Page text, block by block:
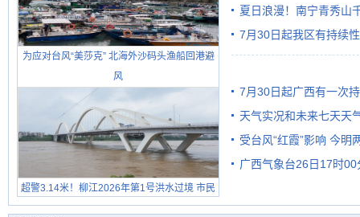
为应对台风“美莎克” 北海外沙码头渔船回港避
风
超警3.14米！柳江2026年第1号洪水过境 市民
在堤岸见证汛况
雨
夏日浪漫！南宁青秀山
7月30日起我区有持续
7月30日起广西有一次
天气实况和未来七天天
受台风“红霞”影响 今明
有较强降雨
广西气象台26日17时